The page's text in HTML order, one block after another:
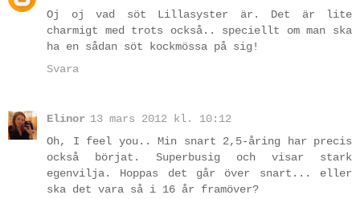
Oj oj vad söt Lillasyster är. Det är lite
charmigt med trots också.. speciellt om man ska
ha en sådan söt kockmössa på sig!
Svara
Elinor 13 mars 2012 kl. 10:12
Oh, I feel you.. Min snart 2,5-åring har precis
också börjat. Superbusig och visar stark
egenvilja. Hoppas det går över snart... eller
ska det vara så i 16 år framöver?